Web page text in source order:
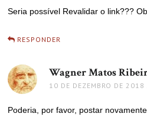
Seria possível Revalidar o link???
RESPONDER
Wagner Matos
10 DE DEZEMBRO DE
Poderia, por favor, postar